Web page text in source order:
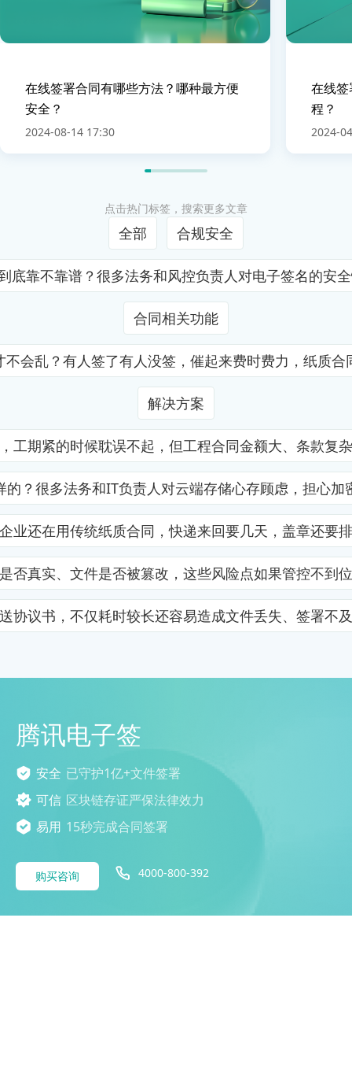
在线签署合同有哪些方法？哪种最方便
安全？
2024-08-14 17:30
在线
程？
2024-
点击热门标签，搜索更多文章
全部 合规安全
靠不靠谱？很多法务和风控负责人对电子签名的
合同相关功能
会乱？有人签了有人没签，催起来费时费力，纸质
解决方案
期紧的时候耽误不起，但工程合同金额大、条款
很多法务和IT负责人对云端存储心存顾虑，担
还在用传统纸质合同，快递来回要几天，盖章还
真实、文件是否被篡改，这些风险点如果管控不
议书，不仅耗时较长还容易造成文件丢失、签署
腾讯电子签
安全 已守护1亿+文件签署
可信 区块链存证严保法律效力
易用 15秒完成合同签署
购买咨询 4000-800-392